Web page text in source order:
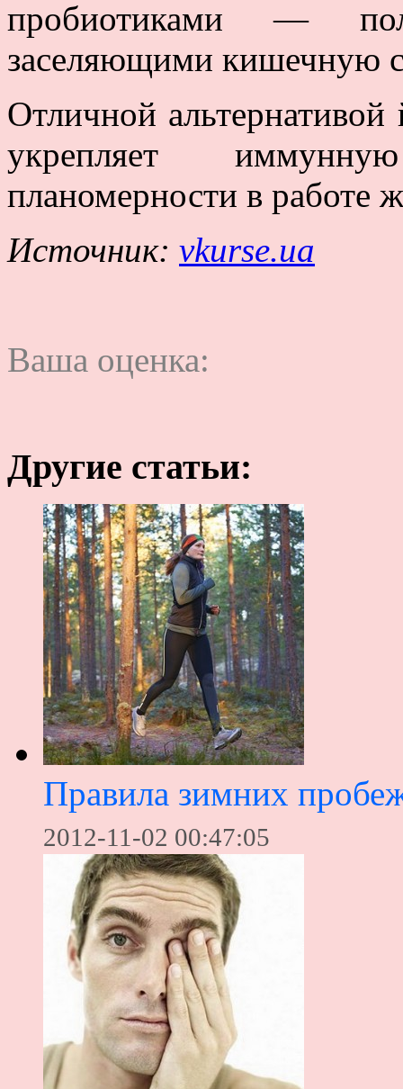
пробиотиками —
заселяющими кишечную
Отличной
укрепляет
планомерности в работе
Источник: vkurse.ua
Ваша оценка:
Другие статьи:
Правила зимних
2012-11-02 00:47:05